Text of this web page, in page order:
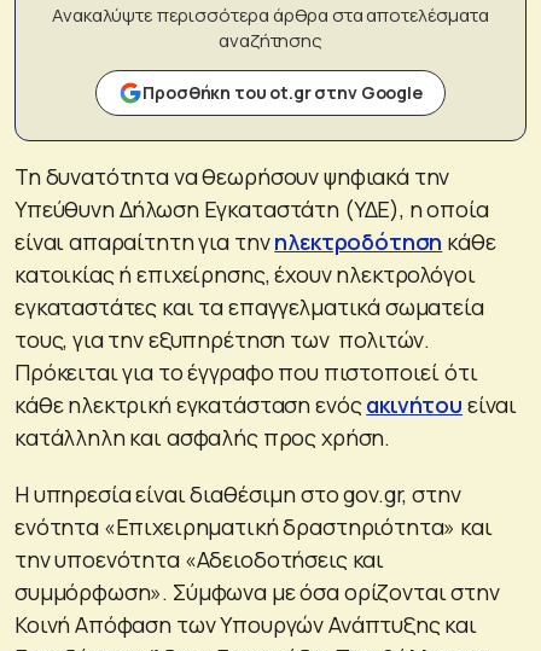
Ανακαλύψτε περισσότερα άρθρα στα αποτελέσματα
αναζήτησης
Προσθήκη του ot.gr στην Google
Τη δυνατότητα να θεωρήσουν ψηφιακά την
Υπεύθυνη Δήλωση Εγκαταστάτη (ΥΔΕ), η οποία
είναι απαραίτητη για τηνηλεκτροδότηση κάθε
κατοικίας ή επιχείρησης, έχουν ηλεκτρολόγοι
εγκαταστάτες και τα επαγγελματικά σωματεία
τους, για την εξυπηρέτηση των πολιτών.
Πρόκειται για το έγγραφο που πιστοποιεί ότι
κάθε ηλεκτρική εγκατάσταση ενόςακινήτου είναι
κατάλληλη και ασφαλής προς χρήση.
Η υπηρεσία είναι διαθέσιμη στο gov.gr, στην
ενότητα «Επιχειρηματική δραστηριότητα» και
την υποενότητα «Αδειοδοτήσεις και
συμμόρφωση». Σύμφωνα με όσα ορίζονται στην
Κοινή Απόφαση των Υπουργών Ανάπτυξης και